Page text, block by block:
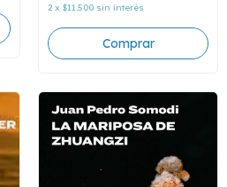
2 x $11.500 sin interés